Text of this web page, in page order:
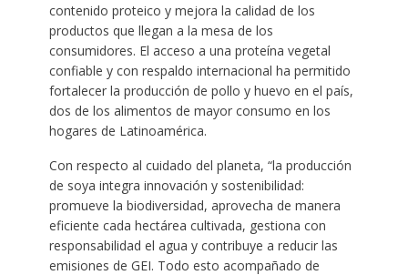
contenido proteico y mejora la calidad de los
productos que llegan a la mesa de los
consumidores. El acceso a una proteína vegetal
confiable y con respaldo internacional ha permitido
fortalecer la producción de pollo y huevo en el país,
dos de los alimentos de mayor consumo en los
hogares de Latinoamérica.
Con respecto al cuidado del planeta, “la producción
de soya integra innovación y sostenibilidad:
promueve la biodiversidad, aprovecha de manera
eficiente cada hectárea cultivada, gestiona con
responsabilidad el agua y contribuye a reducir las
emisiones de GEI. Todo esto acompañado de